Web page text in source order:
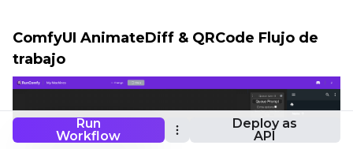
Run
Workflow
Deploy as
API
ComfyUI AnimateDiff & QRCode Flujo de
trabajo